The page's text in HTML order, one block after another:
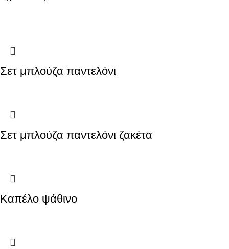
Σετ μπλούζα παντελόνι
Σετ μπλούζα παντελόνι ζακέτα
Καπέλο ψάθινο